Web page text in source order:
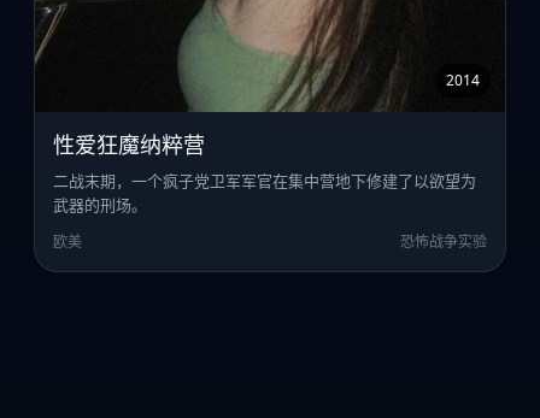
2014
性爱狂魔纳粹营
二战末期，一个疯子党卫军军官在集中营地下修建了以欲望为
武器的刑场。
欧美 恐怖战争实验